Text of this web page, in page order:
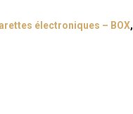
électroniques – BOX,